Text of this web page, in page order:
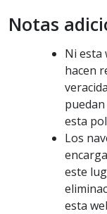
Notas
Ni esta
hacen
esta
Los
este
esta